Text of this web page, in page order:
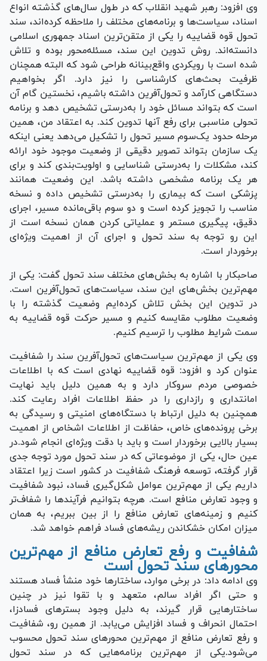
وی افزود: رهبر شهید انقلاب که در طول سال‌های گذشته انواع
اسناد، سیاست‌ها و برنامه‌های مختلف را ملاحظه کرده‌اند، سند
تحول قوه قضاییه را یکی از متقن‌ترین اسناد جمهوری اسلامی
دانسته‌اند. روش تدوین این سند، مسئله‌محور بوده و تلاش
شده است با رویکردی واقع‌بینانه طراحی شود که البته همچنان
ظرفیت بحث‌های کارشناسی را نیز دارد. اگر بخواهیم
دستگاهی کارآمد و تحول‌آفرین داشته باشیم، نخستین گام آن
است که بتواند مسائل خود را به‌درستی تشخیص دهد و برنامه
تحولی مناسبی برای رفع آنها تدوین کند. به اعتقاد من، همین
مرحله حدود یک‌سوم مسیر تحول را تشکیل می‌دهد یعنی اینکه
یک سازمان بتواند تصویر دقیقی از وضعیت موجود خود ارائه
کند، مشکلات را به‌درستی شناسایی و اولویت‌بندی کند و برای
هر یک برنامه مشخصی داشته باشد. این وضعیت همانند
پزشکی است که بیماری را به‌درستی تشخیص داده و نسخه
مناسب را تجویز کرده است و دو سوم باقی‌مانده مسیر، اجرای
دقیق، پیگیری مستمر و عملیاتی کردن همان نسخه است از
این رو توجه به سند تحول و اجرای آن از اهمیت ویژه‌ای
برخوردار است.
صاحبکار با اشاره به بخش‌های مختلف سند تحول گفت: یکی از
مهم‌ترین بخش‌های این سند، سیاست‌های تحول‌آفرین است.
در تدوین این بخش تلاش کرده‌ایم وضعیت گذشته را با
وضعیت مطلوب مقایسه کنیم و مسیر حرکت قوه قضاییه به
سمت شرایط مطلوب را ترسیم کنیم.
وی یکی از مهم‌ترین سیاست‌های تحول‌آفرین سند را شفافیت
عنوان کرد و افزود: قوه قضاییه نهادی است که با اطلاعات
خصوصی مردم سروکار دارد و به همین دلیل باید نهایت
امانتداری و رازداری را در حفظ اطلاعات افراد رعایت کند.
همچنین به دلیل ارتباط با دستگاه‌های امنیتی و رسیدگی به
برخی پرونده‌های خاص، حفاظت از اطلاعات اشخاص از اهمیت
بسیار بالایی برخوردار است و باید با دقت ویژه‌ای انجام شود.در
عین حال، یکی از موضوعاتی که در سند تحول مورد توجه جدی
قرار گرفته، توسعه فرهنگ شفافیت در کشور است زیرا اعتقاد
داریم یکی از مهم‌ترین عوامل شکل‌گیری فساد، نبود شفافیت
و وجود تعارض منافع است. هرچه بتوانیم فرآیند‌ها را شفاف‌تر
کنیم و زمینه‌های تعارض منافع را از بین ببریم، به همان
میزان امکان خشکاندن ریشه‌های فساد فراهم خواهد شد.
شفافیت و رفع تعارض منافع از مهم‌ترین
محور‌های سند تحول است
وی ادامه داد: در برخی موارد، ساختار‌ها خود منشأ فساد هستند
و حتی اگر افراد سالم، متعهد و با تقوا نیز در چنین
ساختار‌هایی قرار گیرند، به دلیل وجود بستر‌های فسادزا،
احتمال انحراف و فساد افزایش می‌یابد. از همین رو، شفافیت
و رفع تعارض منافع از مهم‌ترین محور‌های سند تحول محسوب
می‌شود.یکی از مهم‌ترین برنامه‌هایی که در سند تحول